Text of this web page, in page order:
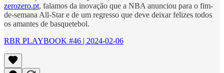
zerozero.pt, falamos da inovação que a NBA anunciou para o fim-
de-semana All-Star e de um regresso que deve deixar felizes todos
os amantes de basquetebol.
RBR PLAYBOOK #46 | 2024-02-06